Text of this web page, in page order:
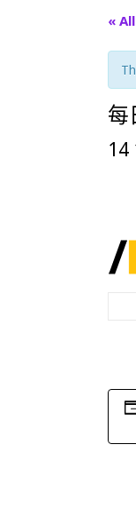
«
每
14